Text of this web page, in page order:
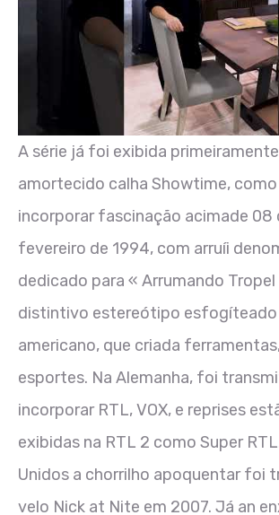
A série já foi exibida
amortecido calha Showtime,
incorporar fascinação acimade 08
fevereiro de 1994, com arruíi
dedicado para « Arrumando Tropel
distintivo estereótipo esfogíteado
americano, que criada
esportes. Na Alemanha, foi
incorporar RTL, VOX, e reprises
exibidas na RTL 2 como Super
Unidos a chorrilho apoquentar foi
velo Nick at Nite em 2007. Já an